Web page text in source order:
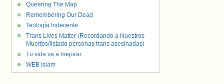
Queering The Map
Remembering Our Dead
Teología Indecente
Trans Lives Matter (Recordando a Nuestros
Muertos/listado personas trans asesinadas)
Tu vida va a mejorar
WEB Islam